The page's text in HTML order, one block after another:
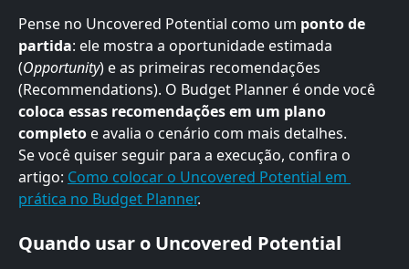
Pense no Uncovered Potential como um ponto de
partida: ele mostra a oportunidade estimada
(Opportunity) e as primeiras recomendações
(Recommendations). O Budget Planner é onde você
coloca essas recomendações em um plano
completo e avalia o cenário com mais detalhes.
Se você quiser seguir para a execução, confira o
artigo: Como colocar o Uncovered Potential em
prática no Budget Planner.
Quando usar o Uncovered Potential